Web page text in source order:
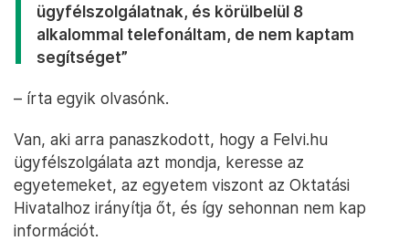
ügyfélszolgálatnak, és körülbelül 8
alkalommal telefonáltam, de nem kaptam
segítséget”
– írta egyik olvasónk.
Van, aki arra panaszkodott, hogy a Felvi.hu
ügyfélszolgálata azt mondja, keresse az
egyetemeket, az egyetem viszont az Oktatási
Hivatalhoz irányítja őt, és így sehonnan nem kap
információt.